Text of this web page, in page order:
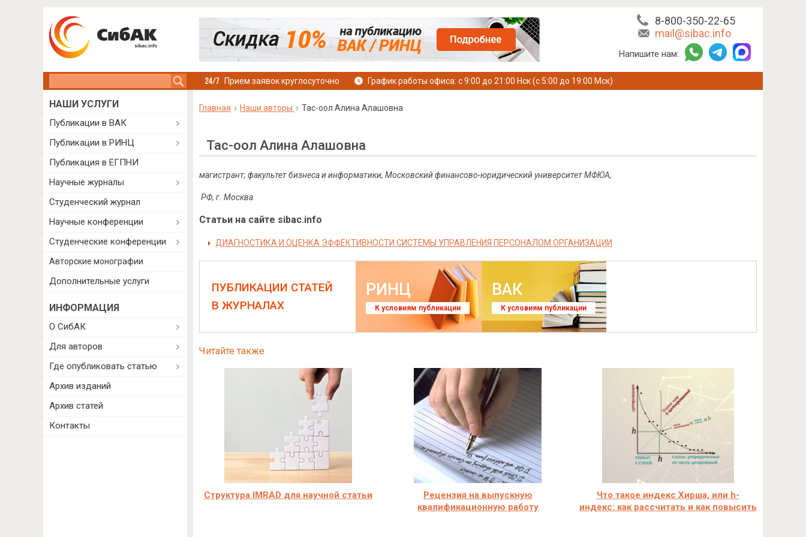
8-800-350-22-65
mail@sibac.info
Напишите нам:
Прием заявок круглосуточно График работы офиса: с 9:00 до 21:00 Нск (с 5:00 до 19:00 Мск)
Главная Наши авторы Тас-оол Алина Алашовна
Тас-оол Алина Алашовна
магистрант; факультет бизнеса и информатики, Московский финансово-юридический университет МФЮА,
РФ, г. Москва
Статьи на сайте sibac.info
ДИАГНОСТИКА И ОЦЕНКА ЭФФЕКТИВНОСТИ СИСТЕМЫ УПРАВЛЕНИЯ ПЕРСОНАЛОМ ОРГАНИЗАЦИИ
ПУБЛИКАЦИИ СТАТЕЙ
В ЖУРНАЛАХ
РИНЦ
К условиям публикации
ВАК
К условиям публикации
Читайте также
Структура IMRAD для научной статьи
Рецензия на выпускную
квалификационную работу
Что такое индекс Хирша, или h-
индекс: как рассчитать и как повысить
НАШИ УСЛУГИ
Публикации в ВАК
Публикации в РИНЦ
Публикация в ЕГПНИ
Научные журналы
Студенческий журнал
Научные конференции
Студенческие конференции
Авторские монографии
Дополнительные услуги
ИНФОРМАЦИЯ
О СибАК
Для авторов
Где опубликовать статью
Архив изданий
Архив статей
Контакты